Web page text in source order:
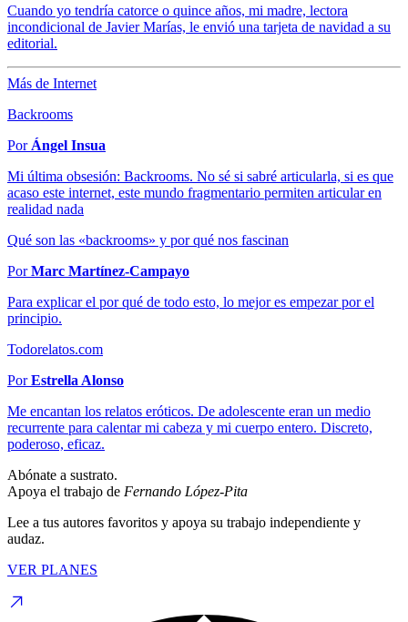
Cuando yo tendría catorce o quince años, mi madre, lectora
incondicional de Javier Marías, le envió una tarjeta de navidad a su
editorial.
Más de Internet
Backrooms
PorÁngel Insua
Mi última obsesión: Backrooms. No sé si sabré articularla, si es que
acaso este internet, este mundo fragmentario permiten articular en
realidad nada
Qué son las «backrooms» y por qué nos fascinan
PorMarc Martínez-Campayo
Para explicar el por qué de todo esto, lo mejor es empezar por el
principio.
Todorelatos.com
PorEstrella Alonso
Me encantan los relatos eróticos. De adolescente eran un medio
recurrente para calentar mi cabeza y mi cuerpo entero. Discreto,
poderoso, eficaz.
Abónate a sustrato.
Apoya el trabajo de Fernando López-Pita
Lee a tus autores favoritos y apoya su trabajo independiente y
audaz.
VER PLANES